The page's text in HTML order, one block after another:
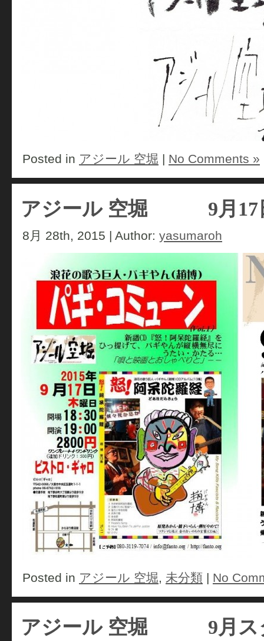
Posted in アジール 空堀 | No Comments »
アジール 空堀 9月17
8月 28th, 2015 | Author: yasumaroh
Posted in アジール 空堀, 未分類 | No
アジール 空堀 9月ス